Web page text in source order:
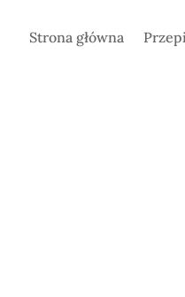
Strona główna